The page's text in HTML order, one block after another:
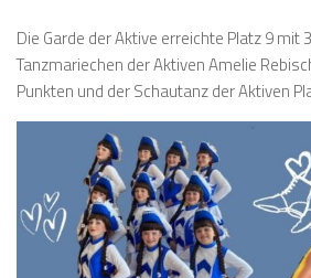
Die Garde der Aktive erreichte Platz 9 mit
Tanzmariechen der Aktiven Amelie
Punkten und der Schautanz der Aktiven